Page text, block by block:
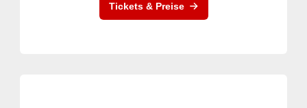
Tickets & Preise